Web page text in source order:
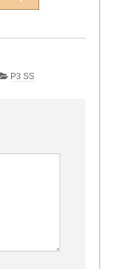
P3 SS